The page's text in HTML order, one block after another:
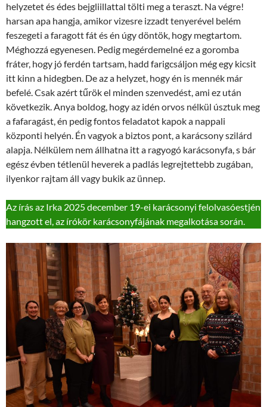
helyzetet és édes bejgliillattal tölti meg a teraszt. Na végre!
harsan apa hangja, amikor vizesre izzadt tenyerével belém
feszegeti a faragott fát és én úgy döntök, hogy megtartom.
Méghozzá egyenesen. Pedig megérdemelné ez a goromba
fráter, hogy jó ferdén tartsam, hadd farigcsáljon még egy kicsit
itt kinn a hidegben. De az a helyzet, hogy én is mennék már
befelé. Csak azért tűrök el minden szenvedést, ami ez után
következik. Anya boldog, hogy az idén orvos nélkül úsztuk meg
a fafaragást, én pedig fontos feladatot kapok a nappali
központi helyén. Én vagyok a biztos pont, a karácsony szilárd
alapja. Nélkülem nem állhatna itt a ragyogó karácsonyfa, s bár
egész évben tétlenül heverek a padlás legrejtettebb zugában,
ilyenkor rajtam áll vagy bukik az ünnep.
Az írás az Irka 2025 december 19-ei karácsonyi felolvasóestjén
hangzott el, az írókör karácsonyfájának megalkotása során.